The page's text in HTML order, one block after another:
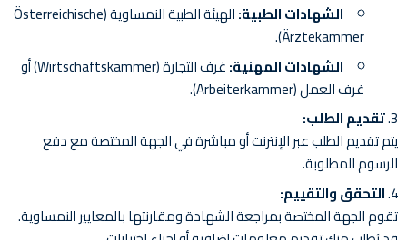
الشهادات الطبية:
الهيئة الطبية النمساوية (Österreichische
Ärztekammer).
الشهادات المهنية:
غرف التجارة (Wirtschaftskammer) أو
غرف العمل (Arbeiterkammer).
تقديم الطلب:
يتم تقديم الطلب عبر الإنترنت أو مباشرة في الجهة المختصة مع دفع
الرسوم المطلوبة.
التحقق والتقييم:
تقوم الجهة المختصة بمراجعة الشهادة ومقارنتها بالمعايير النمساوية.